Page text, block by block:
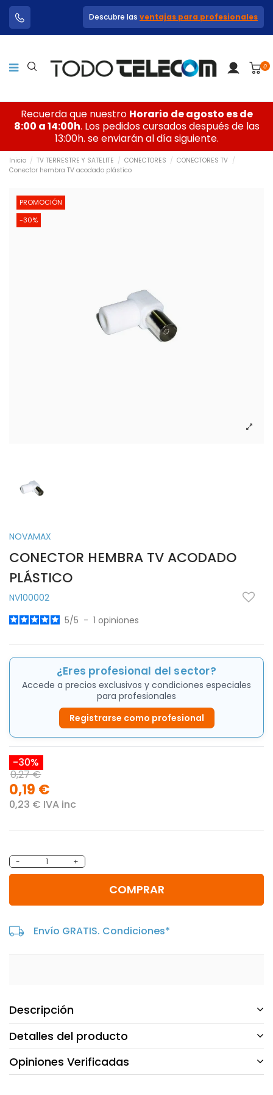
Descubre las ventajas para profesionales
0
Recuerda que nuestro Horario de agosto es de
8:00 a 14:00h. Los pedidos cursados después de las
13:00h. se enviarán al día siguiente.
Inicio TV TERRESTRE Y SATELITE CONECTORES
CONECTORES TV
Conector hembra TV acodado plástico
PROMOCIÓN
-30%
NOVAMAX
CONECTOR HEMBRA TV ACODADO
PLÁSTICO
NV100002
5/5 - 1 opiniones
¿Eres profesional del sector?
Accede a precios exclusivos y condiciones especiales
para profesionales
Registrarse como profesional
-30%
0,27 €
0,19 €
0,23 € IVA inc
- +
COMPRAR
Envío GRATIS. Condiciones*
Descripción
Detalles del producto
Opiniones Verificadas